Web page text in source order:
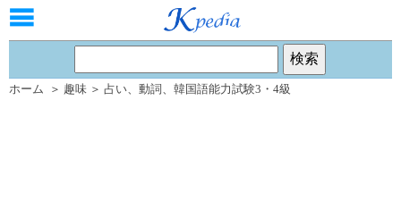
ホーム ＞ 趣味 ＞ 占い、 動詞 、 韓国語能力試験3・4級